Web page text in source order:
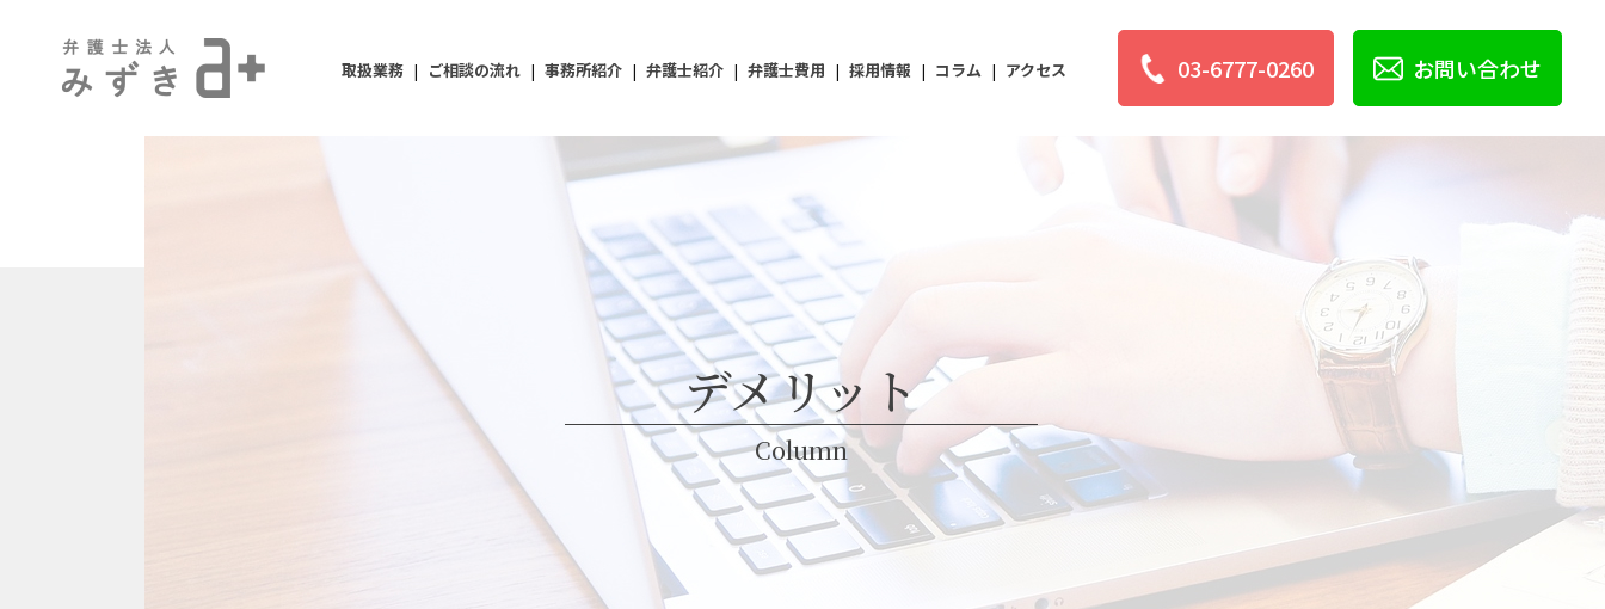
取扱業務 | ご相談の流れ | 事務所紹介 | 弁護士紹介 | 弁護士費用 | 採用情報 | コラム | アクセス 03-6777-0260 お問い合わせ
デメリット
Column